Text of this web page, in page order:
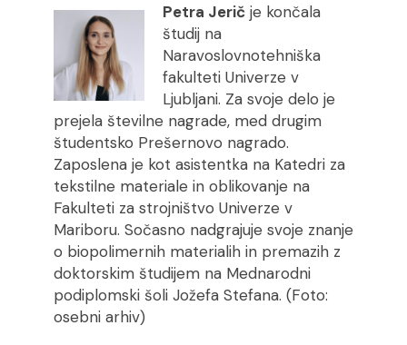
Petra Jeričje končala
študij na
Naravoslovnotehniška
fakulteti Univerze v
Ljubljani. Za svoje delo je
prejela številne nagrade, med drugim
študentsko Prešernovo nagrado.
Zaposlena je kot asistentka na Katedri za
tekstilne materiale in oblikovanje na
Fakulteti za strojništvo Univerze v
Mariboru. Sočasno nadgrajuje svoje znanje
o biopolimernih materialih in premazih z
doktorskim študijem na Mednarodni
podiplomski šoli Jožefa Stefana. (Foto:
osebni arhiv)